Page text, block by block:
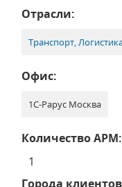
Отрасли:
Транспорт,
Офис:
1С-Рарус Москва
Количество АРМ:
1
Города